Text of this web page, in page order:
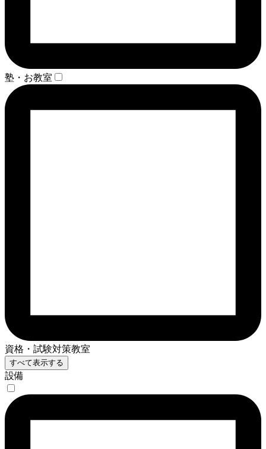
塾・お教室
資格・試験対策教室
すべて表示する
設備